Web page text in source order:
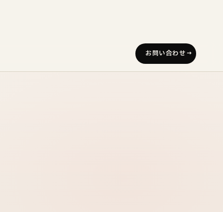
お問い合わせ